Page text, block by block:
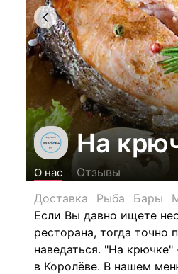
На
О нас
Отзывы
Доставка
Рыба Бары
Если Вы давно ищете
ресторана, тогда точно
наведаться. "На крючке"
в Королёве. В нашем